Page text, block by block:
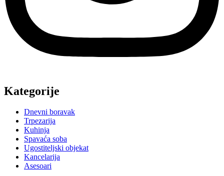
Kategorije
Dnevni boravak
Trpezarija
Kuhinja
Spavaća soba
Ugostiteljski objekat
Kancelarija
Asesoari